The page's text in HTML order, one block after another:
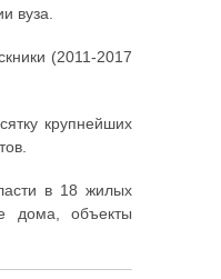
вуза.
(2011-2017
крупнейших
в 18 жилых
дома, объекты